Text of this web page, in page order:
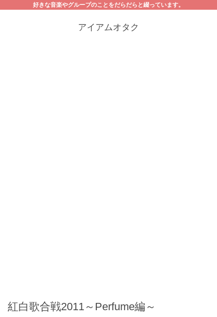
好きな音楽やグループのことをだらだらと綴っています。
アイアムオタク
紅白歌合戦2011～Perfume編～